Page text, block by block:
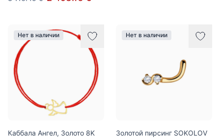
Нет в наличии
Каббала Ангел, Золото 8K
Нет в наличии
Золотой пирсинг SOKOLOV